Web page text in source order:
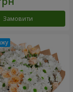
Замовити